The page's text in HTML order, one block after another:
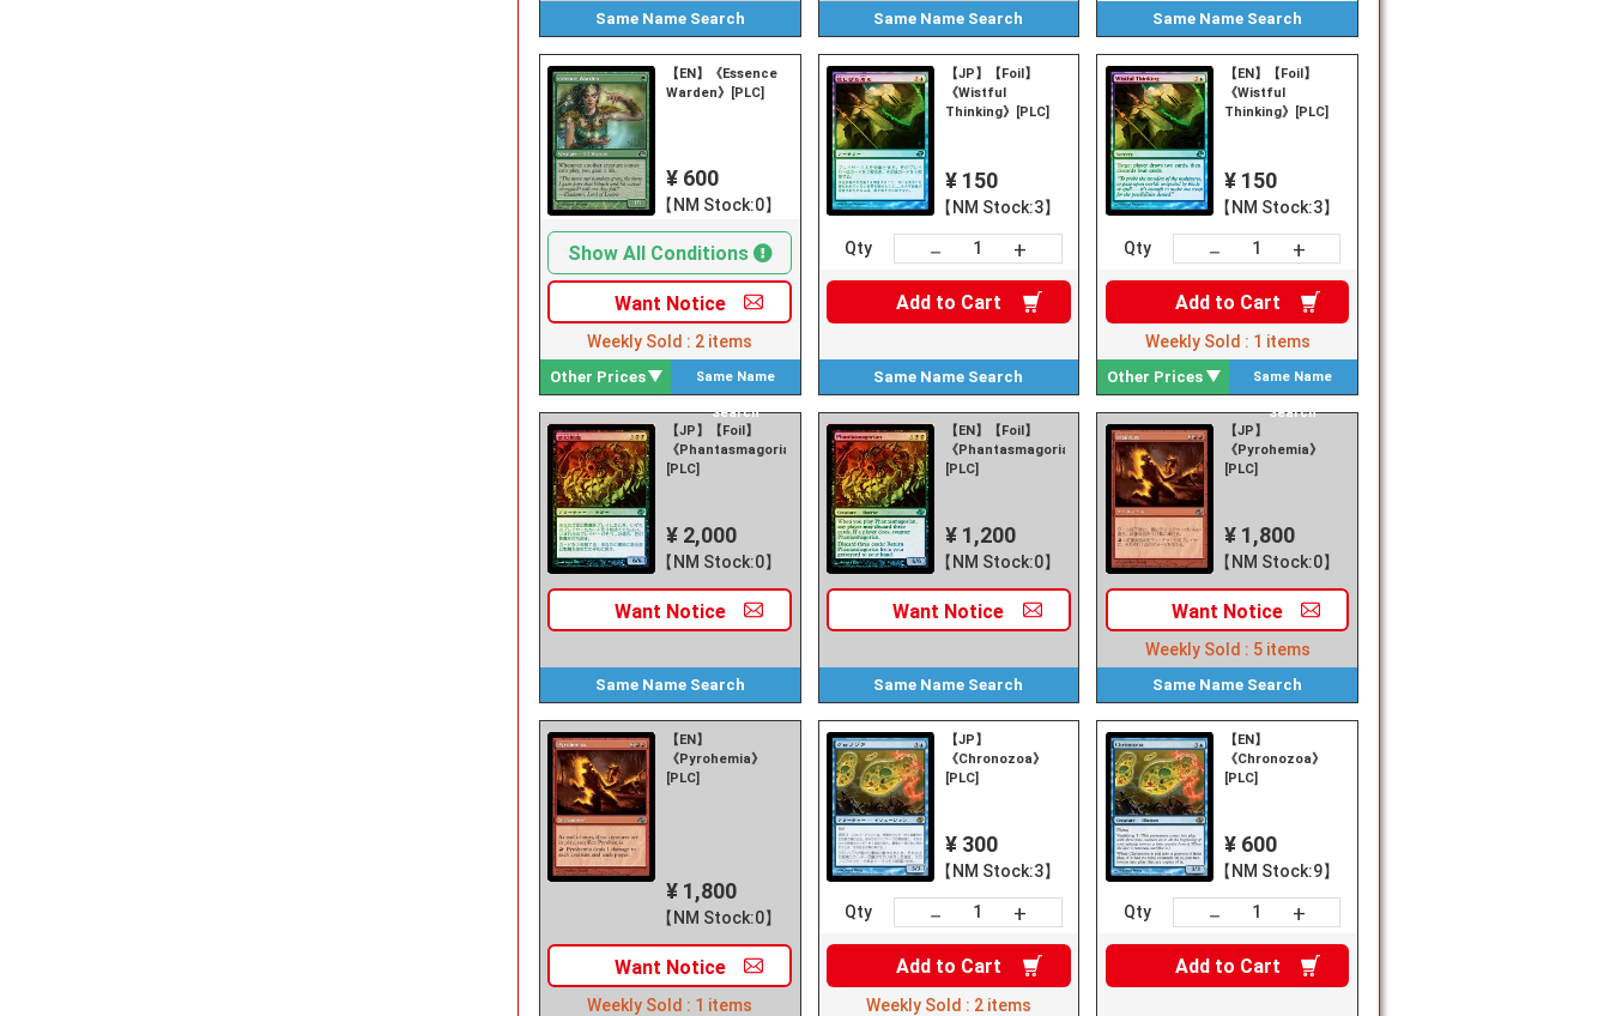
Same Name Search Same Name Search Same Name Search
【EN】《Essence
Warden》[PLC]
¥ 600
【NM Stock:0】
Show All Conditions
Want Notice
Weekly Sold : 2 items
Same Name
Search
Other Prices
【JP】【Foil】
《Wistful
Thinking》[PLC]
¥ 150
【NM Stock:3】
Qty － +
Add to Cart
Same Name Search
【EN】【Foil】
《Wistful
Thinking》[PLC]
¥ 150
【NM Stock:3】
Qty － +
Add to Cart
Weekly Sold : 1 items
Same Name
Search
Other Prices
【JP】【Foil】
《Phantasmagorian》
[PLC]
¥ 2,000
【NM Stock:0】
Want Notice
Same Name Search
【EN】【Foil】
《Phantasmagorian》
[PLC]
¥ 1,200
【NM Stock:0】
Want Notice
Same Name Search
【JP】
《Pyrohemia》
[PLC]
¥ 1,800
【NM Stock:0】
Want Notice
Weekly Sold : 5 items
Same Name Search
【EN】
《Pyrohemia》
[PLC]
¥ 1,800
【NM Stock:0】
Want Notice
Weekly Sold : 1 items
【JP】
《Chronozoa》
[PLC]
¥ 300
【NM Stock:3】
Qty － +
Add to Cart
Weekly Sold : 2 items
【EN】
《Chronozoa》
[PLC]
¥ 600
【NM Stock:9】
Qty － +
Add to Cart